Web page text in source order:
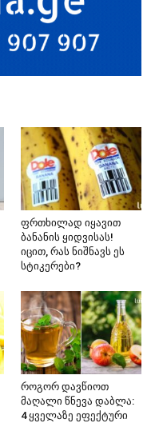
ფრთხილად იყავით
ბანანის ყიდვისას!
იცით, რას ნიშნავს ეს
სტიკერები?
როგორ დავწიოთ
მაღალი წნევა დაბლა:
4 ყველაზე ეფექტური